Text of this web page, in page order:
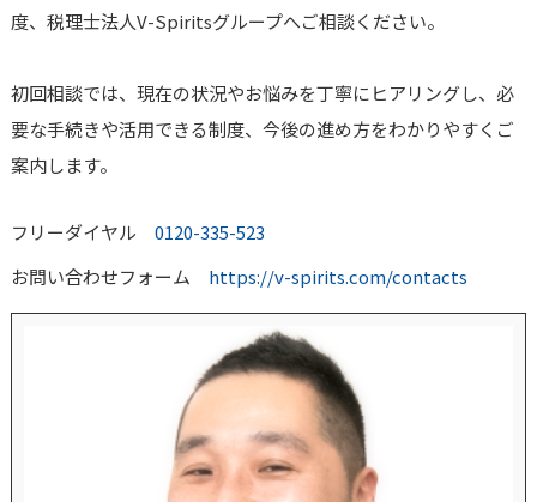
度、税理士法人V-Spiritsグループへご相談ください。
初回相談では、現在の状況やお悩みを丁寧にヒアリングし、必
要な手続きや活用できる制度、今後の進め方をわかりやすくご
案内します。
フリーダイヤル 0120-335-523
お問い合わせフォーム https://v-spirits.com/contacts